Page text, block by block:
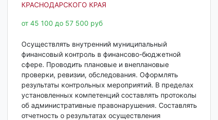
КРАСНОДАРСКОГО КРАЯ
от 45 100 до 57 500 руб
Осуществлять внутренний муниципальный
финансовый контроль в финансово-бюджетной
сфере. Проводить плановые и внеплановые
проверки, ревизии, обследования. Оформлять
результаты контрольных мероприятий. В пределах
установленных компетенций составлять протоколы
об административные правонарушения. Составлять
отчетность о результатах осуществления